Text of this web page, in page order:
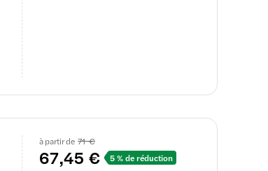
à partir de 71 €
67,45 € 5 % de réduction